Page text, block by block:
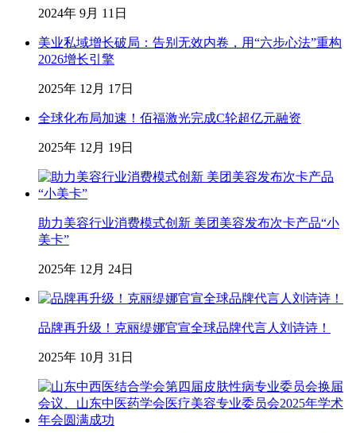
2024年 9月 11日
美业私域增长破局：告别无效内卷，用“六步心法”重构
2026增长引擎
2025年 12月 17日
全球化布局加速！佰福激光完成C轮超亿元融资
2025年 12月 19日
助力美容行业消费模式创新 美团美容发布次卡产品“小
美卡”
2025年 12月 24日
品牌再升级！克丽缇娜官宣全球品牌代言人刘诗诗！
2025年 10月 31日